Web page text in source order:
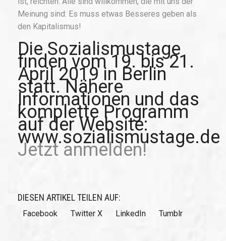
Meinung sind: Es muss etwas Besseres geben als
den Kapitalismus!
Die Sozialismustage
finden vom 19. bis 21.
April 2019 in Berlin
statt. Nähere
Informationen und das
komplette Programm
auf der Website:
www.sozialismustage.de
Jetzt anmelden!
DIESEN ARTIKEL TEILEN AUF:
Facebook Twitter X LinkedIn Tumblr